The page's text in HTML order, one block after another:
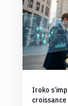
Iroko
croissance